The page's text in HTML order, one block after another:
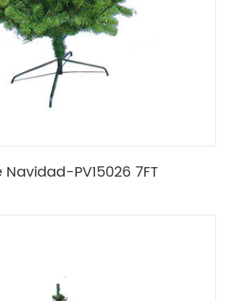
PV15026 7FT